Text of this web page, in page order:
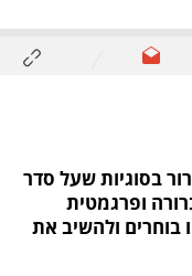
בסוגיות שעל סדר
ופרגמטית
בוחרים ולהשיב את